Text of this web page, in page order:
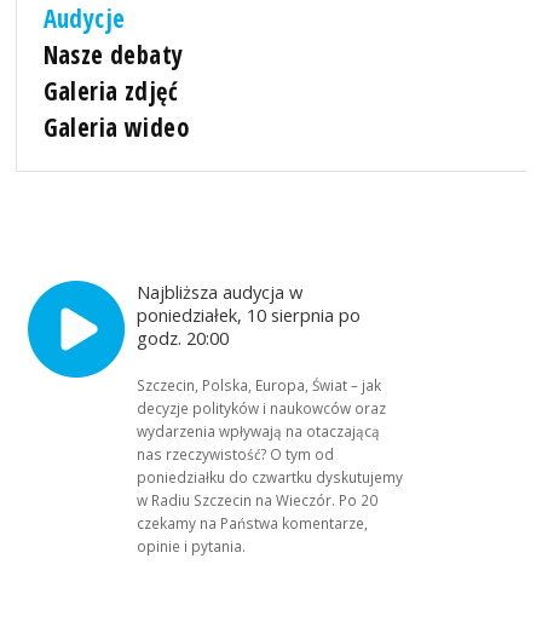
Audycje
Nasze debaty
Galeria zdjęć
Galeria wideo
Najbliższa audycja w
poniedziałek, 10 sierpnia po
godz. 20:00
Szczecin, Polska, Europa, Świat – jak
decyzje polityków i naukowców oraz
wydarzenia wpływają na otaczającą
nas rzeczywistość? O tym od
poniedziałku do czwartku dyskutujemy
w Radiu Szczecin na Wieczór. Po 20
czekamy na Państwa komentarze,
opinie i pytania.